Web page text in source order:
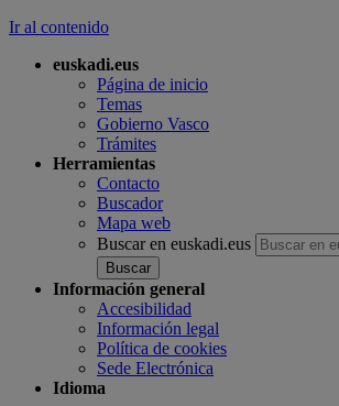
Ir al contenido
euskadi.eus
Página de inicio
Temas
Gobierno Vasco
Trámites
Herramientas
Contacto
Buscador
Mapa web
Buscar en euskadi.eus
Información general
Accesibilidad
Información legal
Política de cookies
Sede Electrónica
Idioma